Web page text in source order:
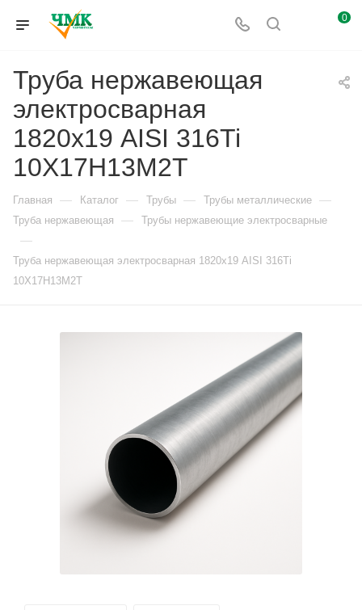
0
Труба нержавеющая
электросварная
1820х19 AISI 316Ti
10Х17Н13М2Т
Главная — Каталог — Трубы — Трубы металлические —
Труба нержавеющая — Трубы нержавеющие электросварные
—
Труба нержавеющая электросварная 1820х19 AISI 316Ti
10Х17Н13М2Т